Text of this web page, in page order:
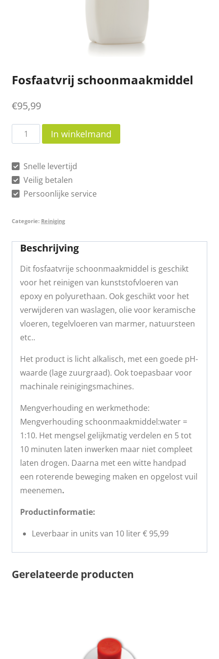
Fosfaatvrij schoonmaakmiddel
€95,99
Fosfaatvrij
schoonmaakmiddel
In winkelmand
Snelle levertijd
Veilig betalen
Persoonlijke service
Categorie: Reiniging
Beschrijving
Dit fosfaatvrije schoonmaakmiddel is geschikt
voor het reinigen van kunststofvloeren van
epoxy en polyurethaan. Ook geschikt voor het
verwijderen van waslagen, olie voor keramische
vloeren, tegelvloeren van marmer, natuursteen
etc..
Het product is licht alkalisch, met een goede pH-
waarde (lage zuurgraad). Ook toepasbaar voor
machinale reinigingsmachines.
Mengverhouding en werkmethode:
Mengverhouding schoonmaakmiddel:water =
1:10. Het mengsel gelijkmatig verdelen en 5 tot
10 minuten laten inwerken maar niet compleet
laten drogen. Daarna met een witte handpad
een roterende beweging maken en opgelost vuil
meenemen.
Productinformatie:
Leverbaar in units van 10 liter € 95,99
Gerelateerde producten